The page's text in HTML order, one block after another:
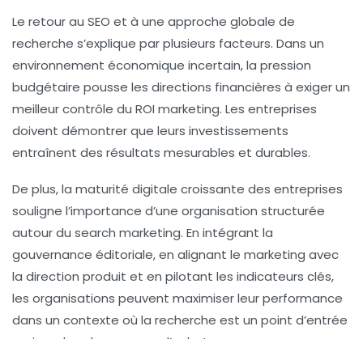
Le retour au SEO et à une approche globale de
recherche s’explique par plusieurs facteurs. Dans un
environnement économique incertain, la pression
budgétaire pousse les directions financières à exiger un
meilleur contrôle du ROI marketing. Les entreprises
doivent démontrer que leurs investissements
entraînent des résultats mesurables et durables.
De plus, la maturité digitale croissante des entreprises
souligne l’importance d’une organisation structurée
autour du search marketing. En intégrant la
gouvernance éditoriale, en alignant le marketing avec
la direction produit et en pilotant les indicateurs clés,
les organisations peuvent maximiser leur performance
dans un contexte où la recherche est un point d’entrée